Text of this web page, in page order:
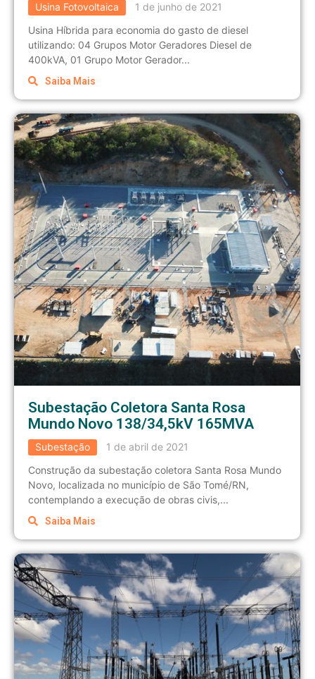
Usina Fotovoltaica
1 de junho de 2021
Usina Híbrida para economia do gasto de diesel
utilizando: 04 Grupos Motor Geradores Diesel de
400kVA, 01 Grupo Motor Gerador...
Saiba Mais
Subestação Coletora Santa Rosa
Mundo Novo 138/34,5kV 165MVA
Subestação
1 de abril de 2021
Construção da subestação coletora Santa Rosa Mundo
Novo, localizada no município de São Tomé/RN,
contemplando a execução de obras civis,...
Saiba Mais